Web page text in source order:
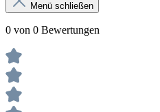
Menü schließen
0 von 0 Bewertungen